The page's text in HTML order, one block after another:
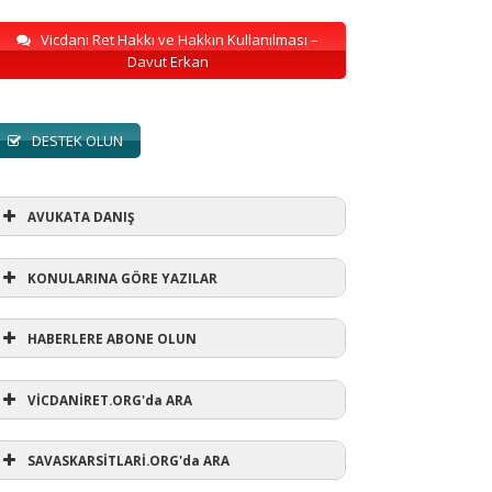
Vicdani Ret Hakkı ve Hakkın Kullanılması –
Davut Erkan
DESTEK OLUN
AVUKATA DANIŞ
AVUKATA DANIŞ
KONULARINA GÖRE YAZILAR
KONULARINA GÖRE YAZILAR
(1)
ihtarı(3)
HABERLERE ABONE OLUN
VİCDANİRET.ORG'da ARA
SAVASKARSİTLARİ.ORG'da ARA